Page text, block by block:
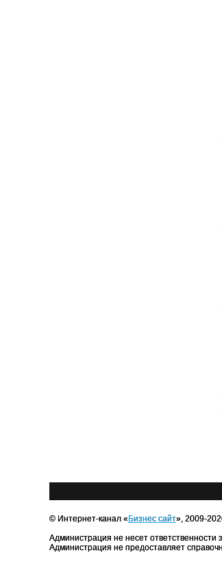
© Интернет-канал «Бизнес сайт», 2009-
Администрация не несет ответственности
Администрация не предоставляет